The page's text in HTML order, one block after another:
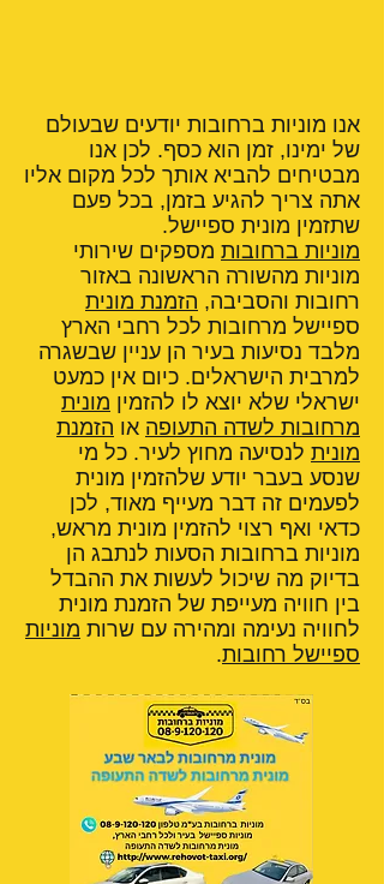
אנו מוניות ברחובות יודעים שבעולם
של ימינו, זמן הוא כסף. לכן אנו
מבטיחים להביא אותך לכל מקום אליו
אתה צריך להגיע בזמן, בכל פעם
שתזמין מונית ספיישל.
מוניות ברחובות מספקים שירותי
מוניות מהשורה הראשונה באזור
רחובות והסביבה, הזמנת מונית
ספיישל מרחובות לכל רחבי הארץ
מלבד נסיעות בעיר הן עניין שבשגרה
למרבית הישראלים. כיום אין כמעט
ישראלי שלא יוצא לו להזמין מונית
מרחובות לשדה התעופה או הזמנת
מונית לנסיעה מחוץ לעיר. כל מי
שנסע בעבר יודע שלהזמין מונית
לפעמים זה דבר מעייף מאוד, לכן
כדאי ואף רצוי להזמין מונית מראש,
מוניות ברחובות הסעות לנתבג הן
בדיוק מה שיכול לעשות את ההבדל
בין חוויה מעייפת של הזמנת מונית
לחוויה נעימה ומהירה עם שרות מוניות
ספיישל רחובות.